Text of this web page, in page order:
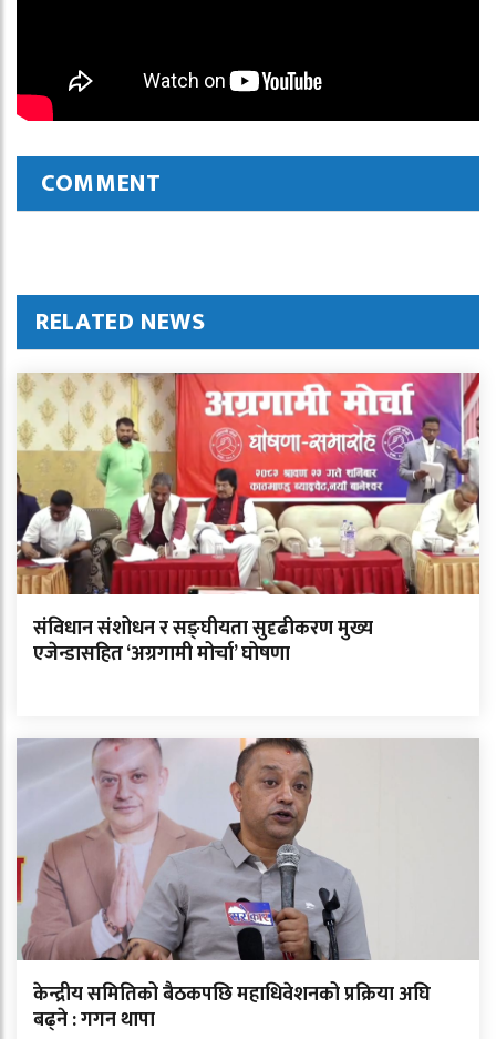
COMMENT
RELATED NEWS
संविधान संशोधन र सङ्घीयता सुदृढीकरण मुख्य
एजेन्डासहित ‘अग्रगामी मोर्चा’ घोषणा
केन्द्रीय समितिको बैठकपछि महाधिवेशनको प्रक्रिया अघि
बढ्ने : गगन थापा